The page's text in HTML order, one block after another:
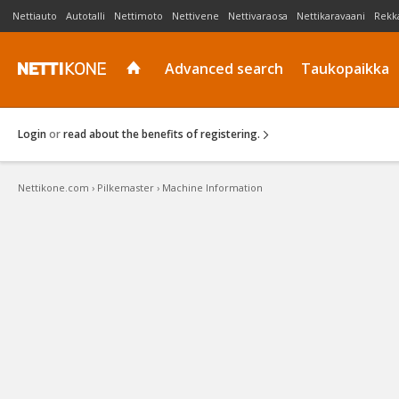
Nettiauto Autotalli Nettimoto Nettivene Nettivaraosa Nettikaravaani
Advanced search Taukopaikka
Login orread about the benefits of registering.
Nettikone.com › Pilkemaster › Machine Information